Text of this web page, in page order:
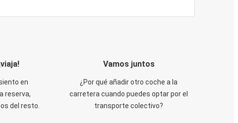
en
reserva,
del resto.
Vamos juntos
¿Por qué añadir otro coche a la
carretera cuando puedes optar por el
transporte colectivo?